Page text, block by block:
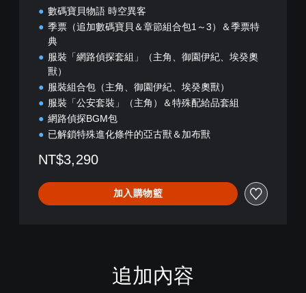
數碼寶貝物語 時空異客
季票（追加數碼寶貝＆章節組合包1～3）＆季票特
典
服裝「網路偵探套組」（主角、御園伊紀、埃癸奧
獸）
服裝組合包（主角、御園伊紀、埃癸奧獸）
服裝「公安套裝」（主角）＆特殊配給品套組
網路偵探BGM包
已解鎖特殊進化條件的亞古獸＆加布獸
NT$3,290
加入購物籃
追加內容